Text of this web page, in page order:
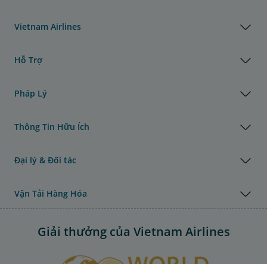
Vietnam Airlines
Hỗ Trợ
Pháp Lý
Thông Tin Hữu Ích
Đại lý & Đối tác
Vận Tải Hàng Hóa
Giải thưởng của Vietnam Airlines